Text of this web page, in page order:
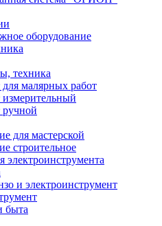
оборудование
техника
малярных работ
для мастерской
строительное
электроинструмента
и электроинструмент
быта